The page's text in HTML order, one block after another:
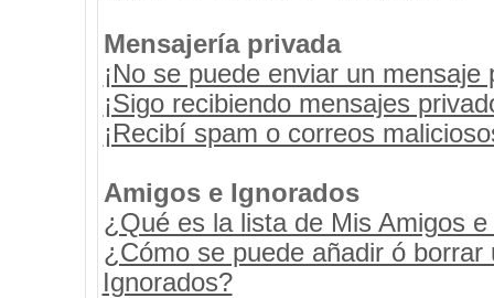
Mensajería privada
¡No se puede enviar un mensaje
¡Sigo recibiendo mensajes
¡Recibí spam o correos
Amigos e Ignorados
¿Qué es la lista de Mis Amigos
¿Cómo se puede añadir ó
Ignorados?